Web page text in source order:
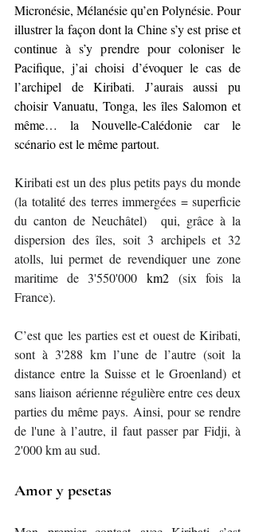
Micronésie, Mélanésie qu’en Polynésie. Pour
illustrer la façon dont la Chine s’y est prise et
continue à s’y prendre pour coloniser le
Pacifique, j’ai choisi d’évoquer le cas de
l’archipel de Kiribati. J’aurais aussi pu
choisir Vanuatu, Tonga, les îles Salomon et
même… la Nouvelle-Calédonie car le
scénario est le même partout.
Kiribati est un des plus petits pays du monde
(la totalité des terres immergées = superficie
du canton de Neuchâtel)  qui, grâce à la
dispersion des îles, soit 3 archipels et 32
atolls, lui permet de revendiquer une zone
maritime de 3'550'000 km2 (six fois la
France).
C’est que les parties est et ouest de Kiribati,
sont à 3'288 km l’une de l’autre (soit la
distance entre la Suisse et le Groenland) et
sans liaison aérienne régulière entre ces deux
parties du même pays. Ainsi, pour se rendre
de l'une à l’autre, il faut passer par Fidji, à
2'000 km au sud.
Amor y pesetas